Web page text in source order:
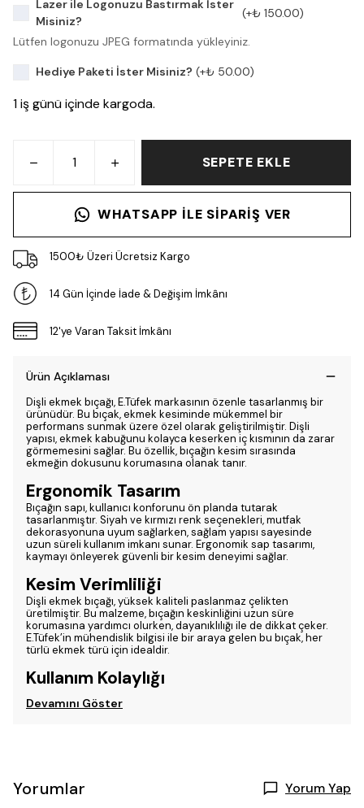
Lazer ile Logonuzu Bastırmak İster
Misiniz?
(+₺ 150.00)
Lütfen logonuzu JPEG formatında yükleyiniz.
Hediye Paketi İster Misiniz? (+₺ 50.00)
1 iş günü içinde kargoda.
SEPETE EKLE
WHATSAPP ILE SIPARIŞ VER
1500₺ Üzeri Ücretsiz Kargo
14 Gün İçinde İade & Değişim İmkânı
12'ye Varan Taksit İmkânı
Ürün Açıklaması
Dişli ekmek bıçağı, E.Tüfek markasının özenle tasarlanmış bir
ürünüdür. Bu bıçak, ekmek kesiminde mükemmel bir
performans sunmak üzere özel olarak geliştirilmiştir. Dişli
yapısı, ekmek kabuğunu kolayca keserken iç kısmının da zarar
görmemesini sağlar. Bu özellik, bıçağın kesim sırasında
ekmeğin dokusunu korumasına olanak tanır.
Ergonomik Tasarım
Bıçağın sapı, kullanıcı konforunu ön planda tutarak
tasarlanmıştır. Siyah ve kırmızı renk seçenekleri, mutfak
dekorasyonuna uyum sağlarken, sağlam yapısı sayesinde
uzun süreli kullanım imkanı sunar. Ergonomik sap tasarımı,
kaymayı önleyerek güvenli bir kesim deneyimi sağlar.
Kesim Verimliliği
Dişli ekmek bıçağı, yüksek kaliteli paslanmaz çelikten
üretilmiştir. Bu malzeme, bıçağın keskinliğini uzun süre
korumasına yardımcı olurken, dayanıklılığı ile de dikkat çeker.
E.Tüfek’in mühendislik bilgisi ile bir araya gelen bu bıçak, her
türlü ekmek türü için idealdir.
Kullanım Kolaylığı
Devamını Göster
Yorumlar Yorum Yap